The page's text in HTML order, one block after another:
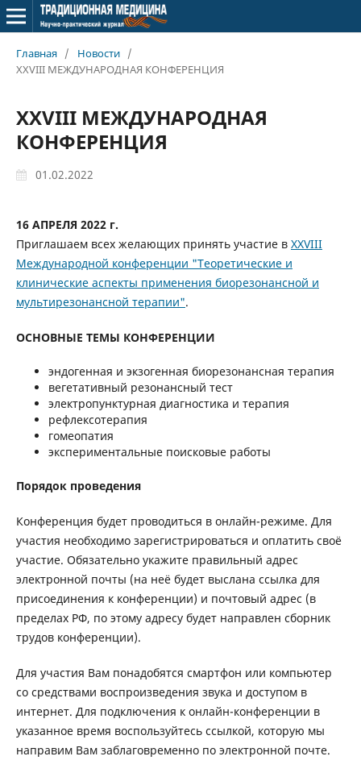
Главная / Новости /
XXVIII МЕЖДУНАРОДНАЯ КОНФЕРЕНЦИЯ
XXVIII МЕЖДУНАРОДНАЯ
КОНФЕРЕНЦИЯ
01.02.2022
16 АПРЕЛЯ 2022 г.
Приглашаем всех желающих принять участие в XXVIII
Международной конференции "Теоретические и
клинические аспекты применения биорезонансной и
мультирезонансной терапии".
ОСНОВНЫЕ ТЕМЫ КОНФЕРЕНЦИИ
эндогенная и экзогенная биорезонансная терапия
вегетативный резонансный тест
электропунктурная диагностика и терапия
рефлексотерапия
гомеопатия
экспериментальные поисковые работы
Порядок проведения
Конференция будет проводиться в онлайн-режиме. Для
участия необходимо зарегистрироваться и оплатить своё
участие. Обязательно укажите правильный адрес
электронной почты (на неё будет выслана ссылка для
присоединения к конференции) и почтовый адрес (в
пределах РФ, по этому адресу будет направлен сборник
трудов конференции).
Для участия Вам понадобятся смартфон или компьютер
со средствами воспроизведения звука и доступом в
интернет. Для подключения к онлайн-конференции в
указанное время воспользуйтесь ссылкой, которую мы
направим Вам заблаговременно по электронной почте.